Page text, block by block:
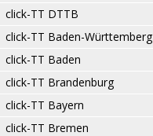
click-TT DTTB
click-TT Baden-Württemberg
click-TT Baden
click-TT Brandenburg
click-TT Bayern
click-TT Bremen